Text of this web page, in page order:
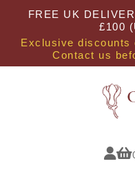
FREE UK
£100
Exclusive discounts
Contact us
